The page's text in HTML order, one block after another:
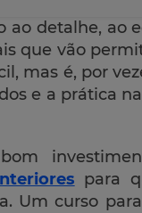
ao detalhe, ao
que vão
mas é, por
e a prática
para
Um curso